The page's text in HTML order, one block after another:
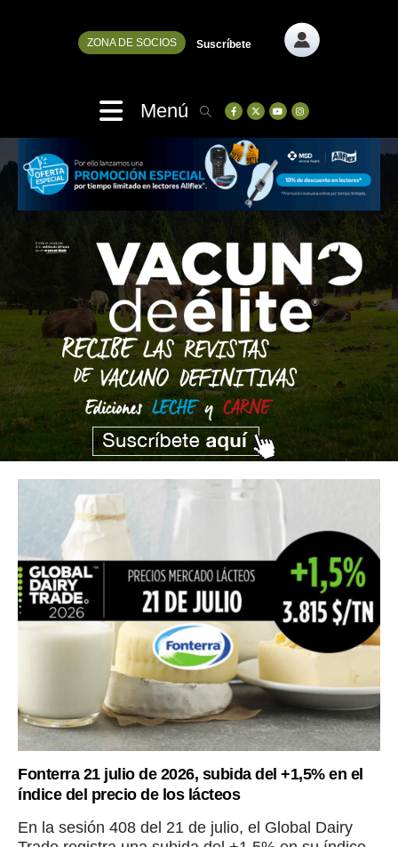
ZONA DE SOCIOS Suscríbete
Menú
Fonterra 21 julio de 2026, subida del +1,5% en el
índice del precio de los lácteos
En la sesión 408 del 21 de julio, el Global Dairy